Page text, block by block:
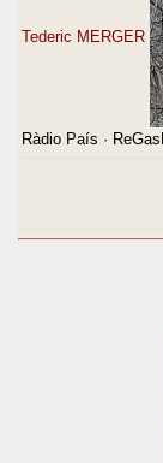
Tederic MERGER
Ràdio País ·